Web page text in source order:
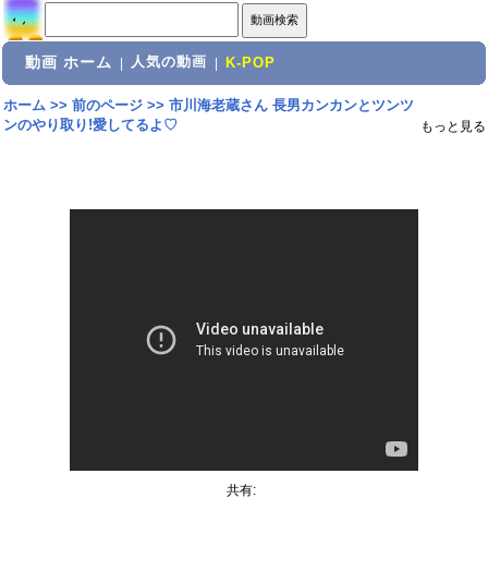
動画 ホーム 人気の動画 K-POP
ホーム>> 前のページ>> 市川海老蔵さん 長男カンカンとツンツ
ンのやり取り!愛してるよ♡
もっと見る
共有: